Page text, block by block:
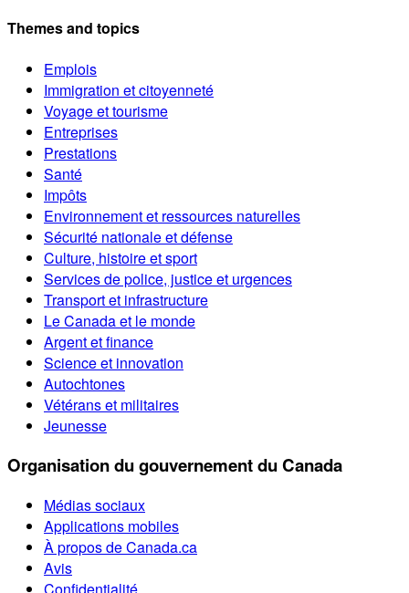
Themes and topics
Emplois
Immigration et citoyenneté
Voyage et tourisme
Entreprises
Prestations
Santé
Impôts
Environnement et ressources naturelles
Sécurité nationale et défense
Culture, histoire et sport
Services de police, justice et urgences
Transport et infrastructure
Le Canada et le monde
Argent et finance
Science et innovation
Autochtones
Vétérans et militaires
Jeunesse
Organisation du gouvernement du Canada
Médias sociaux
Applications mobiles
À propos de Canada.ca
Avis